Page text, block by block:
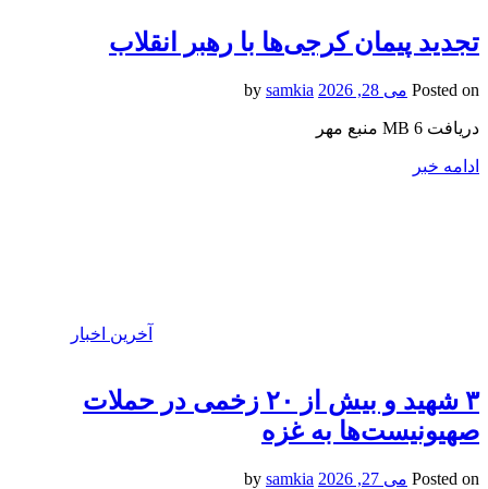
تجدید پیمان کرجی‌ها با رهبر انقلاب
Posted on می 28, 2026 samkia
دریافت 6 MB منبع مهر
ادامه خبر
آخرین اخبار
۳ شهید و بیش از ۲۰ زخمی در حملات
صهیونیست‌‎ها به غزه
Posted on می 27, 2026 samkia